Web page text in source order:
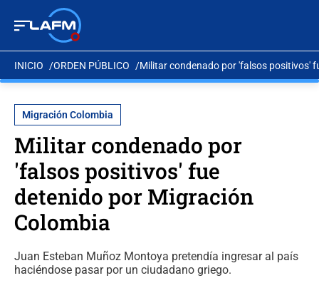
INICIO ORDEN PÚBLICO Militar condenado por 'falsos positivos'
Migración Colombia
Militar condenado por
'falsos positivos' fue
detenido por Migración
Colombia
Juan Esteban Muñoz Montoya pretendía ingresar al país
haciéndose pasar por un ciudadano griego.